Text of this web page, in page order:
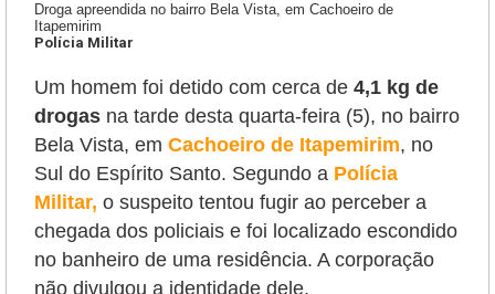
Droga apreendida no bairro Bela Vista, em Cachoeiro de
Itapemirim
Polícia Militar
Um homem foi detido com cerca de 4,1 kg de
drogas na tarde desta quarta-feira (5), no bairro
Bela Vista, em Cachoeiro de Itapemirim, no
Sul do Espírito Santo. Segundo a Polícia
Militar, o suspeito tentou fugir ao perceber a
chegada dos policiais e foi localizado escondido
no banheiro de uma residência. A corporação
não divulgou a identidade dele.